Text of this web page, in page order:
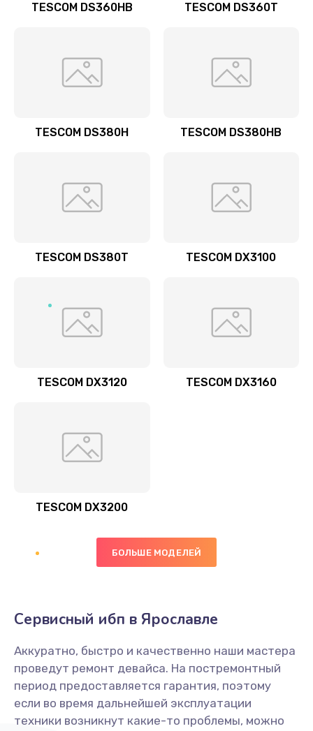
TESCOM DS360HB TESCOM DS360T
TESCOM DS380H TESCOM DS380HB
TESCOM DS380T TESCOM DX3100
TESCOM DX3120 TESCOM DX3160
TESCOM DX3200
БОЛЬШЕ МОДЕЛЕЙ
Сервисный ибп в Ярославле
Аккуратно, быстро и качественно наши мастера
проведут ремонт девайса. На постремонтный
период предоставляется гарантия, поэтому
если во время дальнейшей эксплуатации
техники возникнут какие-то проблемы, можно